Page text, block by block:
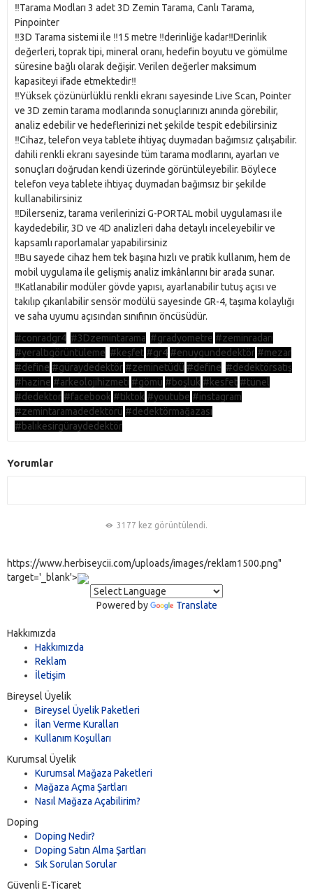
‼️Tarama Modları 3 adet 3D Zemin Tarama, Canlı Tarama,
Pinpointer
‼️3D Tarama sistemi ile ‼️15 metre ‼️derinliğe kadar‼️Derinlik
değerleri, toprak tipi, mineral oranı, hedefin boyutu ve gömülme
süresine bağlı olarak değişir. Verilen değerler maksimum
kapasiteyi ifade etmektedir‼️
‼️Yüksek çözünürlüklü renkli ekranı sayesinde Live Scan, Pointer
ve 3D zemin tarama modlarında sonuçlarınızı anında görebilir,
analiz edebilir ve hedeflerinizi net şekilde tespit edebilirsiniz
‼️Cihaz, telefon veya tablete ihtiyaç duymadan bağımsız çalışabilir.
dahili renkli ekranı sayesinde tüm tarama modlarını, ayarları ve
sonuçları doğrudan kendi üzerinde görüntüleyebilir. Böylece
telefon veya tablete ihtiyaç duymadan bağımsız bir şekilde
kullanabilirsiniz
‼️Dilerseniz, tarama verilerinizi G-PORTAL mobil uygulaması ile
kaydedebilir, 3D ve 4D analizleri daha detaylı inceleyebilir ve
kapsamlı raporlamalar yapabilirsiniz
‼️Bu sayede cihaz hem tek başına hızlı ve pratik kullanım, hem de
mobil uygulama ile gelişmiş analiz imkânlarını bir arada sunar.
‼️Katlanabilir modüler gövde yapısı, ayarlanabilir tutuş açısı ve
takılıp çıkarılabilir sensör modülü sayesinde GR-4, taşıma kolaylığı
ve saha uyumu açısından sınıfının öncüsüdür.
#conradgr4 #3Dzemintarama #gradyometre #zeminradarı
#yeraltıgörüntüleme #keşfet #gr4 #enuygundedektör #mezar
#define #güraydedektör #zeminetüdü #define #dedektörsatış
#hazine #arkeolojihizmeti #gömü #boşluk #kesfet #tünel
#dedektor #facebook #tiktok #youtube #instagram
#zemintaramadedektörü #dedektörmağazası
#balıkesirgüraydedektör
Yorumlar
3177 kez görüntülendi.
https://www.herbiseycii.com/uploads/images/reklam1500.png"
target='_blank'>
Powered by Translate
Hakkımızda
Hakkımızda
Reklam
İletişim
Bireysel Üyelik
Bireysel Üyelik Paketleri
İlan Verme Kuralları
Kullanım Koşulları
Kurumsal Üyelik
Kurumsal Mağaza Paketleri
Mağaza Açma Şartları
Nasıl Mağaza Açabilirim?
Doping
Doping Nedir?
Doping Satın Alma Şartları
Sık Sorulan Sorular
Güvenli E-Ticaret